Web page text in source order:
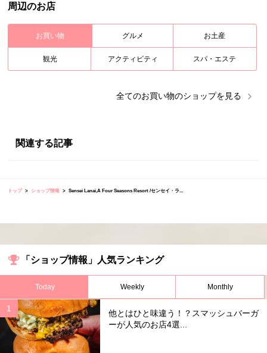
周辺のお店
お買い物 グルメ お土産
観光 アクティビティ スパ・エステ
全てのお買い物のショップを見る
関連する記事
トップ ショップ情報 Sensei Lanai,A Four Seasons Resort /センセイ・ラ...
「ショップ情報」人気ランキング
Today Weekly Monthly
他とはひと味違う！？スマッシュバーガ
ーが人気のお店4選...